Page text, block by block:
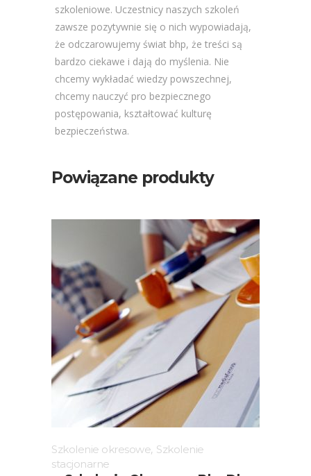
szkoleniowe. Uczestnicy naszych szkoleń
zawsze pozytywnie się o nich wypowiadają,
że odczarowujemy świat bhp, że treści są
bardzo ciekawe i dają do myślenia. Nie
chcemy wykładać wiedzy powszechnej,
chcemy nauczyć pro bezpiecznego
postępowania, kształtować kulturę
bezpieczeństwa.
Powiązane produkty
Szkolenie okresowe, Szkolenie
stacjonarne